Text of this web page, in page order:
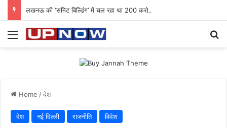
Menu
Home /देश
देश नई दिल्ली राजनीति विदेश